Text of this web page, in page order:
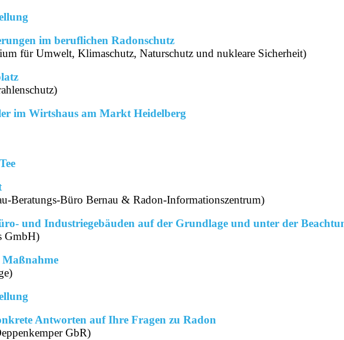
im beruflichen Radonschutz
für Umwelt, Klimaschutz, Naturschutz und nukleare Sicherheit)
im Wirtshaus am Markt Heidelberg
Beratungs-Büro Bernau & Radon-Informationszentrum)
und Industriegebäuden auf der Grundlage und unter der
GmbH)
Antworten auf Ihre Fragen zu Radon
GbR)